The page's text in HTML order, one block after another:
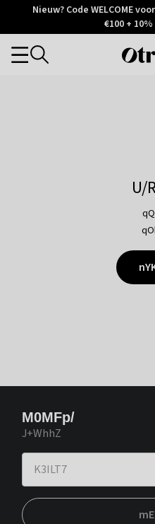
Otrium
Trustpilot
Nieuw? Code WELCOME
€100 +
Categories
U/
M0MFp/
J+WhhZ